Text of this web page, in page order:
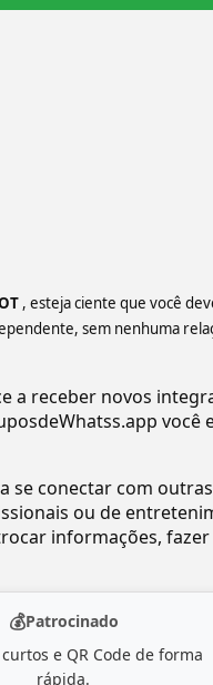
, esteja ciente que você
sem nenhuma
a receber novos
você
se conectar com
ou de
informações,
💰Patrocinado
e QR Code de forma
rápida.